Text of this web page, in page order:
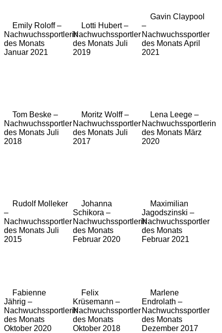
Emily Roloff –
Nachwuchssportlerin
des Monats
Januar 2021
Lotti Hubert –
Nachwuchssportler
des Monats Juli
2019
Gavin Claypool
–
Nachwuchssportler
des Monats April
2021
Tom Beske –
Nachwuchssportler
des Monats Juli
2018
Moritz Wolff –
Nachwuchssportler
des Monats Juli
2017
Lena Leege –
Nachwuchssportlerin
des Monats März
2020
Rudolf Molleker
–
Nachwuchssportler
des Monats Juli
2015
Johanna
Schikora –
Nachwuchssportlerin
des Monats
Februar 2020
Maximilian
Jagodszinski –
Nachwuchssportler
des Monats
Februar 2021
Fabienne
Jährig –
Nachwuchssportlerin
des Monats
Oktober 2020
Felix
Krüsemann –
Nachwuchssportler
des Monats
Oktober 2018
Marlene
Endrolath –
Nachwuchssportler
des Monats
Dezember 2017